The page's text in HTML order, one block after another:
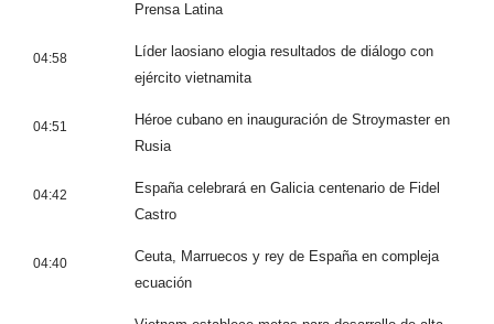
Prensa Latina
04:58
Líder laosiano elogia resultados de diálogo con
ejército vietnamita
04:51
Héroe cubano en inauguración de Stroymaster en
Rusia
04:42
España celebrará en Galicia centenario de Fidel
Castro
04:40
Ceuta, Marruecos y rey de España en compleja
ecuación